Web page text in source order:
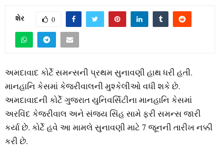
શેર 0
અમદાવાદ કોર્ટે સમન્સની પ્રથમ સુનાવણી હાથ ધરી હતી.
માનહાનિ કેસમાં કેજરીવાલની મુશ્કેલીઓ વધી શકે છે.
અમદાવાદની કોર્ટે ગુજરાત યુનિવર્સિટીના માનહાનિ કેસમાં
અરવિંદ કેજરીવાલ અને સંજય સિંહ સામે ફરી સમન્સ જારી
કર્યા છે. કોર્ટે હવે આ મામલે સુનાવણી માટે 7 જૂનની તારીખ નક્કી
કરી છે.